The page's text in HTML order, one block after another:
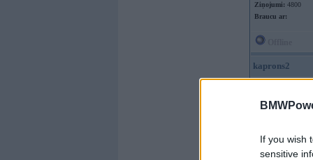
If you wish
sensitive
Ziņojumi: 4800
Braucu ar:
kaprons2
Ziņojumi: 1119
Braucu ar: